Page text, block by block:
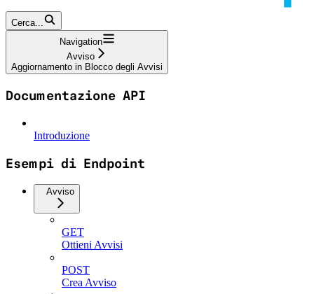
Cerca...
Navigation
Avviso
Aggiornamento in Blocco degli Avvisi
Documentazione API
Introduzione
Esempi di Endpoint
Avviso
GET
Ottieni Avvisi
POST
Crea Avviso